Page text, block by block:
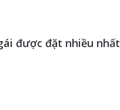
được đặt nhiều nhất